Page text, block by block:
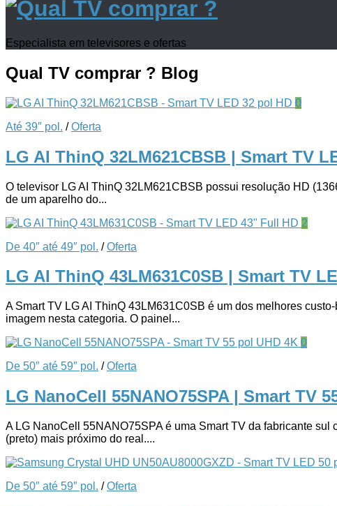
Especialista em televisores e ofertas
Qual TV comprar ? Blog
0
Até 39″ pol. /Oferta
LG AI ThinQ 32LM621CBSB | Smart TV
O televisor LG AI ThinQ 32LM621CBSB possui resolução HD
de um aparelho do...
2
De 40″ até 49″ pol. /Oferta
LG AI ThinQ 43LM631C0SB | Smart TV
A Smart TV LG AI ThinQ 43LM631C0SB é um dos melhores
imagem nesta categoria. O painel...
0
De 50″ até 59″ pol. /Oferta
LG NanoCell 55NANO75SPA | Smart TV
A LG NanoCell 55NANO75SPA é uma Smart TV da fabricante
(preto) mais próximo do real....
De 50″ até 59″ pol. /Oferta